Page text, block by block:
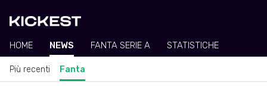
HOME NEWS FANTA SERIE A STATISTICHE
Più recenti Fanta